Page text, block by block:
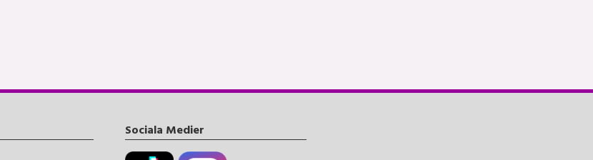
Sociala Medier